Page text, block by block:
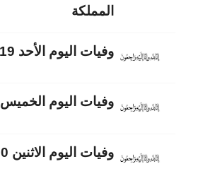
المملكة
وفيات اليوم الأحد 2026/7/19
وفيات اليوم الخميس 2026/7/23
وفيات اليوم الاثنين 2026/7/20